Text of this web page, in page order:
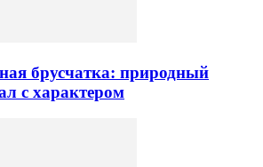
брусчатка: природный
с характером